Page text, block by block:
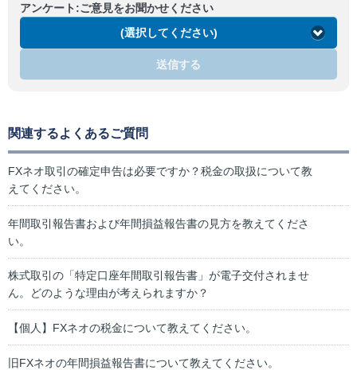
アンケート:ご意見をお聞かせください
(選択してください)
送信する
関連するよくあるご質問
FXネオ取引の確定申告は必要ですか？税金の取扱について教
えてください。
年間取引報告書および年間損益報告書の見方を教えてくださ
い。
株式取引の「特定口座年間取引報告書」が電子交付されませ
ん。どのような理由が考えられますか？
【個人】FXネオの税金について教えてください。
旧FXネオの年間損益報告書について教えてください。